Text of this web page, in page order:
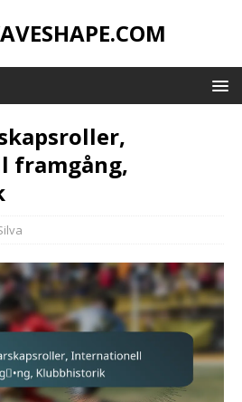
framgång,